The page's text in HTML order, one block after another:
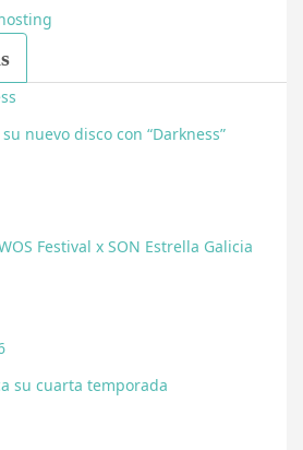
nuevo disco con “Darkness”
Festival x SON Estrella Galicia
su cuarta temporada